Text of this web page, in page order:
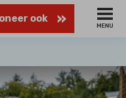
ook
MENU